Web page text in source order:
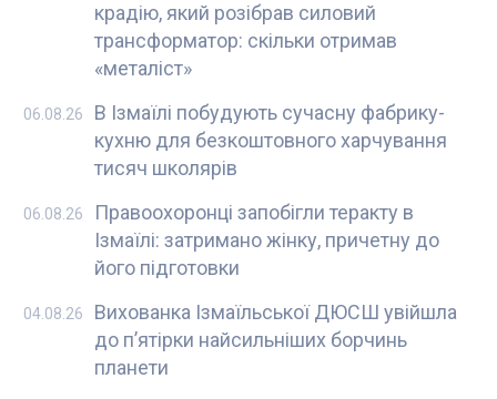
крадію, який розібрав силовий
трансформатор: скільки отримав
«металіст»
В Ізмаїлі побудують сучасну фабрику-
кухню для безкоштовного харчування
тисяч школярів
06.08.26
Правоохоронці запобігли теракту в
Ізмаїлі: затримано жінку, причетну до
його підготовки
06.08.26
Вихованка Ізмаїльської ДЮСШ увійшла
до п’ятірки найсильніших борчинь
планети
04.08.26